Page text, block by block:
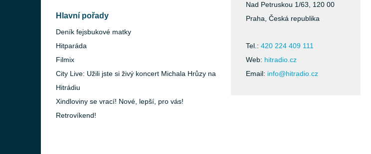
Hlavní pořady
Deník fejsbukové matky
Hitparáda
Filmix
City Live: Užili jste si živý koncert Michala Hrůzy na
Hitrádiu
Xindloviny se vrací! Nové, lepší, pro vás!
Retrovíkend!
Nad Petruskou 1/63, 120 00
Praha, Česká republika
Tel.: 420 224 409 111
Web: hitradio.cz
Email: info@hitradio.cz